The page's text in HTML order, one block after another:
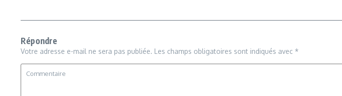
Répondre
Votre adresse e-mail ne sera pas publiée. Les champs obligatoires sont indiqués avec *